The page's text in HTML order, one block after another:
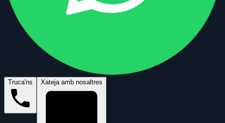
Truca'ns Xateja amb nosaltres